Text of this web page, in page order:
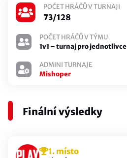
POČET HRÁČŮ V TURNAJI
73/128
POČET HRÁČŮ V TÝMU
1v1 – turnaj pro jednotlivce
ADMINI TURNAJE
Mishoper
Finální výsledky
1. místo